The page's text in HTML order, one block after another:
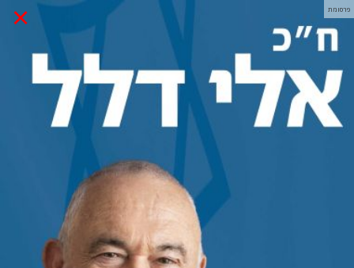
× פרסומת